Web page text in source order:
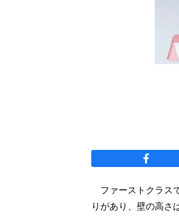
ファーストクラス
りがあり、壁の高さ